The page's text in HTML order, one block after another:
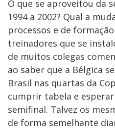
O que se aproveitou da
1994 a 2002? Qual a
processos e de
treinadores que se
de muitos colegas
ao saber que a Bélgica
Brasil nas quartas da
cumprir tabela e
semifinal. Talvez os
de forma semelhante